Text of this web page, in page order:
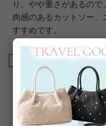
り。やや重さがあるの
肉感のあるカットソー
すすめです。
5191044